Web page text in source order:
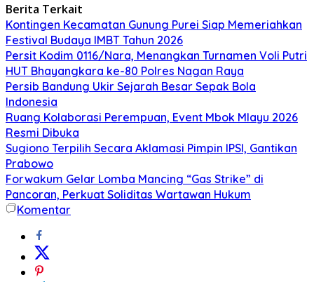
Berita Terkait
Kontingen Kecamatan Gunung Purei Siap Memeriahkan
Festival Budaya IMBT Tahun 2026
Persit Kodim 0116/Nara, Menangkan Turnamen Voli Putri
HUT Bhayangkara ke-80 Polres Nagan Raya
Persib Bandung Ukir Sejarah Besar Sepak Bola
Indonesia
Ruang Kolaborasi Perempuan, Event Mbok Mlayu 2026
Resmi Dibuka
Sugiono Terpilih Secara Aklamasi Pimpin IPSI, Gantikan
Prabowo
Forwakum Gelar Lomba Mancing “Gas Strike” di
Pancoran, Perkuat Soliditas Wartawan Hukum
Komentar